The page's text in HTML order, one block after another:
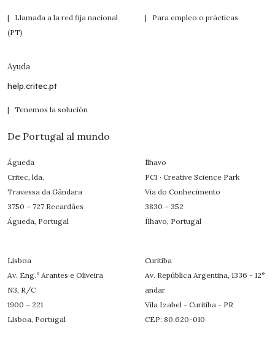
| Llamada a la red fija nacional
(PT)
| Para empleo o prácticas
Ayuda
help.critec.pt
| Tenemos la solución
De Portugal al mundo
Águeda
Critec, lda.
Travessa da Gândara
3750 – 727 Recardães
Águeda, Portugal
Ílhavo
PCI · Creative Science Park
Via do Conhecimento
3830 – 352
Ílhavo, Portugal
Lisboa
Av. Eng.º Arantes e Oliveira
N3, R/C
1900 – 221
Lisboa, Portugal
Curitiba
Av. República Argentina, 1336 - 12°
andar
Vila Izabel - Curitiba - PR
CEP: 80.620-010